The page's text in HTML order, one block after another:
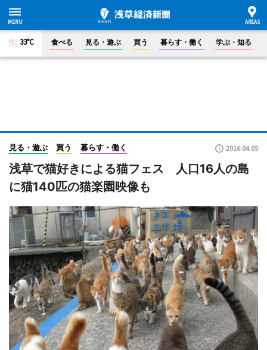
33°C 食べる 見る・遊ぶ 買う 暮らす・働く 学ぶ・知る
見る・遊ぶ 買う 暮らす・働く 2016.04.05
浅草で猫好きによる猫フェス 人口16人の島
に猫140匹の猫楽園映像も